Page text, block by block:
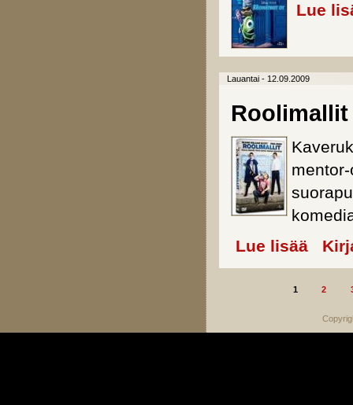
Lue
Lauantai - 12.09.2009
Roolimallit
Lue lisää about
1 2